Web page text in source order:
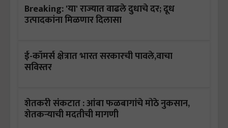
Breaking: 'या' राज्यात वाढले दुधाचे दर; दूध
उत्पादकांना मिळणार दिलासा
ई-कॉमर्स क्षेत्रात भारत सरकारची पावले,वाचा
सविस्तर
शेतकरी संकटात : आंबा फळबागांचे मोठे नुकसान,
शेतकऱ्याची मदतीची मागणी